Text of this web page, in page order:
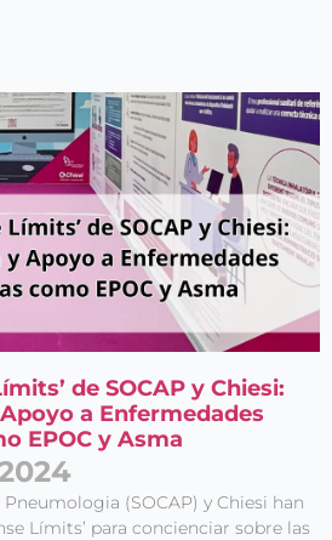
de SOCAP y Chiesi:
a Enfermedades
EPOC y Asma
(SOCAP) y Chiesi han
Límits’ para concienciar sobre las